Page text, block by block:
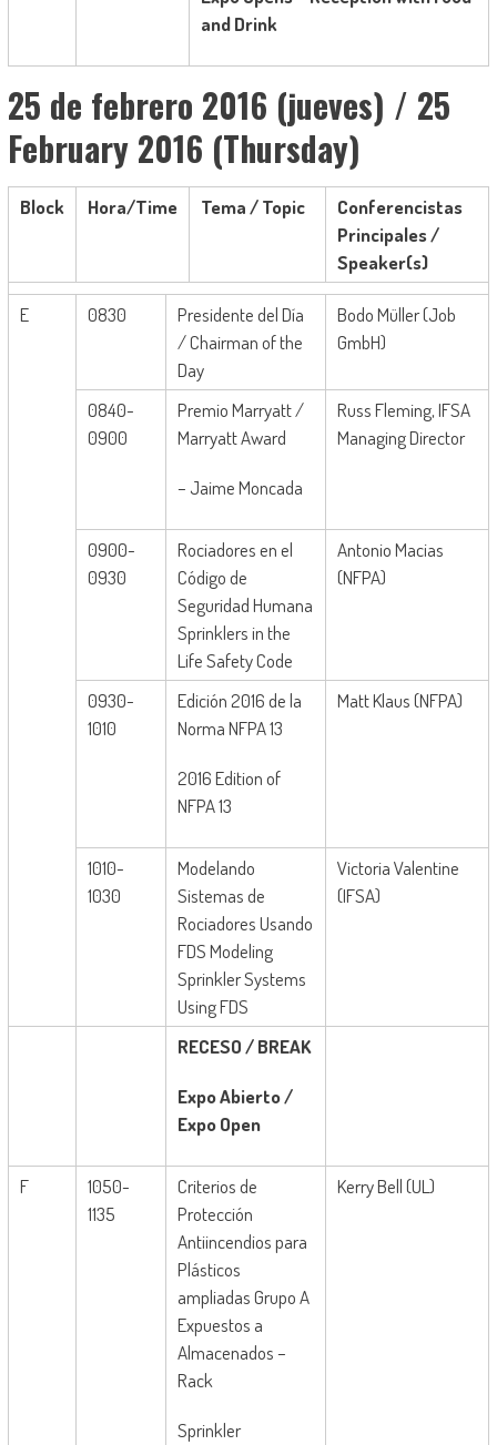
and Drink
25 de febrero 2016 (jueves) / 25
February 2016 (Thursday)
Block Hora/Time Tema /Topic
Conferencistas
Principales/
Speaker(s)
E 0830
Presidente del Día
/ Chairman of the
Day
Bodo Müller (Job
GmbH)
0840-
0900
Premio Marryatt /
Marryatt Award
– Jaime Moncada
Russ Fleming, IFSA
Managing Director
0900-
0930
Rociadores en el
Código de
Seguridad Humana
Sprinklers in the
Life Safety Code
Antonio Macias
(NFPA)
0930-
1010
Edición 2016 de la
Norma NFPA 13
2016 Edition of
NFPA 13
Matt Klaus (NFPA)
1010-
1030
Modelando
Sistemas de
Rociadores Usando
FDS Modeling
Sprinkler Systems
Using FDS
Victoria Valentine
(IFSA)
RECESO/ BREAK
Expo Abierto /
Expo Open
F
1050-
1135
Criterios de
Protección
Antiincendios para
Plásticos
ampliadas Grupo A
Expuestos a
Almacenados –
Rack
Sprinkler
Kerry Bell (UL)